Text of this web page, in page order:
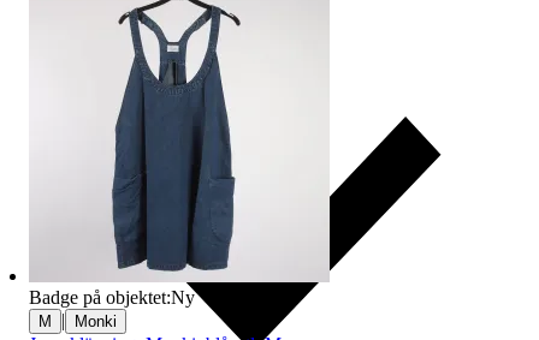
Badge på objektet:Ny
M | Monki